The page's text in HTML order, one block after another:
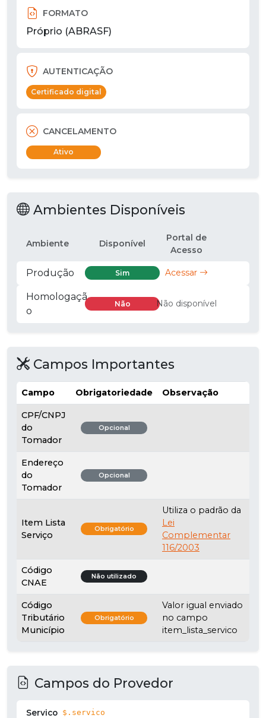
FORMATO
Próprio (ABRASF)
AUTENTICAÇÃO
Certificado digital
CANCELAMENTO
Ativo
Ambientes Disponíveis
Ambiente Disponível
Portal de
Acesso
Produção Sim Acessar
Homologaçã
o
Não Não disponível
Campos Importantes
Campo Obrigatoriedade Observação
CPF/CNPJ
do
Tomador
Opcional
Endereço
do
Tomador
Opcional
Item Lista
Serviço
Obrigatório
Utiliza o padrão da
Lei
Complementar
116/2003
Código
CNAE
Não utilizado
Código
Tributário
Município
Obrigatório
Valor igual enviado
no campo
item_lista_servico
Campos do Provedor
Servico $.servico